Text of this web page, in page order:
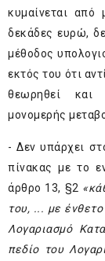
κυμαίνεται
δεκάδες ευρώ,
μέθοδος
εκτός του ότι
θεωρηθεί και
μονομερής
- Δεν υπάρχει
πίνακας με το
άρθρο 13, §2
του, ... με
Λογαριασμό
πεδίο του